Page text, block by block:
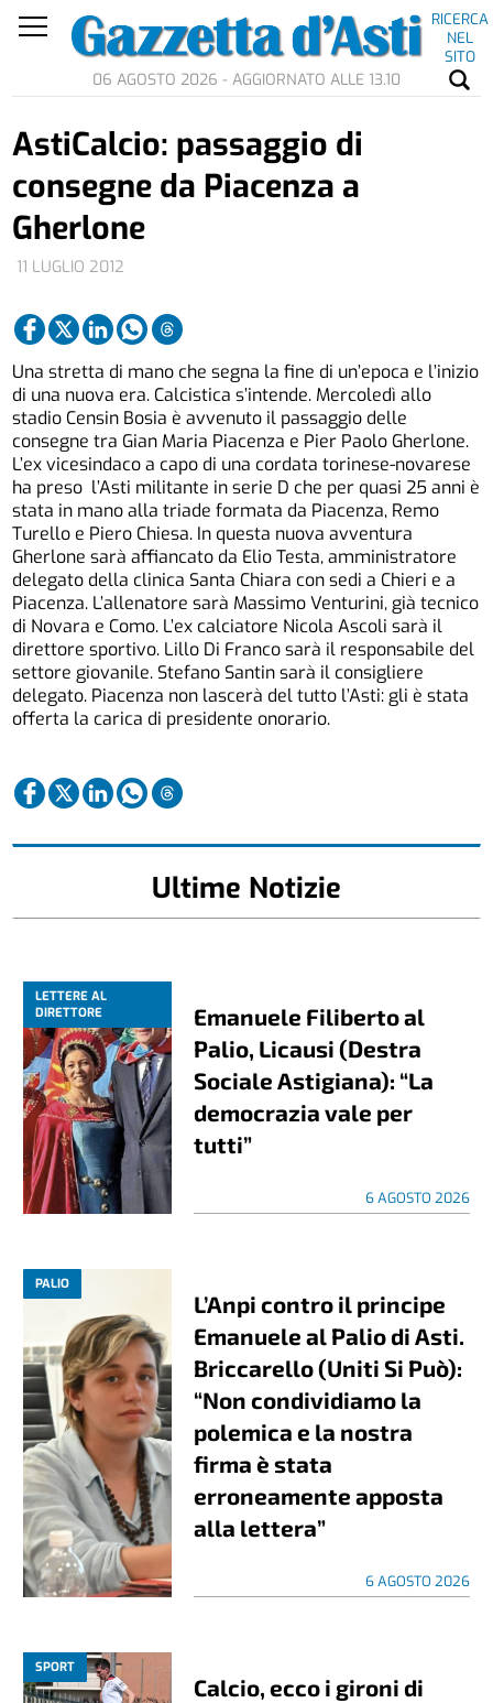
RICERCA
NEL
SITO
06 AGOSTO 2026 - AGGIORNATO ALLE 13.10
11 LUGLIO 2012
AstiCalcio: passaggio di
consegne da Piacenza a
Gherlone
Una stretta di mano che segna la fine di un’epoca e l’inizio
di una nuova era. Calcistica s’intende. Mercoledì allo
stadio Censin Bosia è avvenuto il passaggio delle
consegne tra Gian Maria Piacenza e Pier Paolo Gherlone.
L’ex vicesindaco a capo di una cordata torinese-novarese
ha preso l’Asti militante in serie D che per quasi 25 anni è
stata in mano alla triade formata da Piacenza, Remo
Turello e Piero Chiesa. In questa nuova avventura
Gherlone sarà affiancato da Elio Testa, amministratore
delegato della clinica Santa Chiara con sedi a Chieri e a
Piacenza. L’allenatore sarà Massimo Venturini, già tecnico
di Novara e Como. L’ex calciatore Nicola Ascoli sarà il
direttore sportivo. Lillo Di Franco sarà il responsabile del
settore giovanile. Stefano Santin sarà il consigliere
delegato. Piacenza non lascerà del tutto l’Asti: gli è stata
offerta la carica di presidente onorario.
Ultime Notizie
LETTERE AL
DIRETTORE
Emanuele Filiberto al
Palio, Licausi (Destra
Sociale Astigiana): “La
democrazia vale per
tutti”
6 AGOSTO 2026
PALIO
L’Anpi contro il principe
Emanuele al Palio di Asti.
Briccarello (Uniti Si Può):
“Non condividiamo la
polemica e la nostra
firma è stata
erroneamente apposta
alla lettera”
6 AGOSTO 2026
SPORT
Calcio, ecco i gironi di